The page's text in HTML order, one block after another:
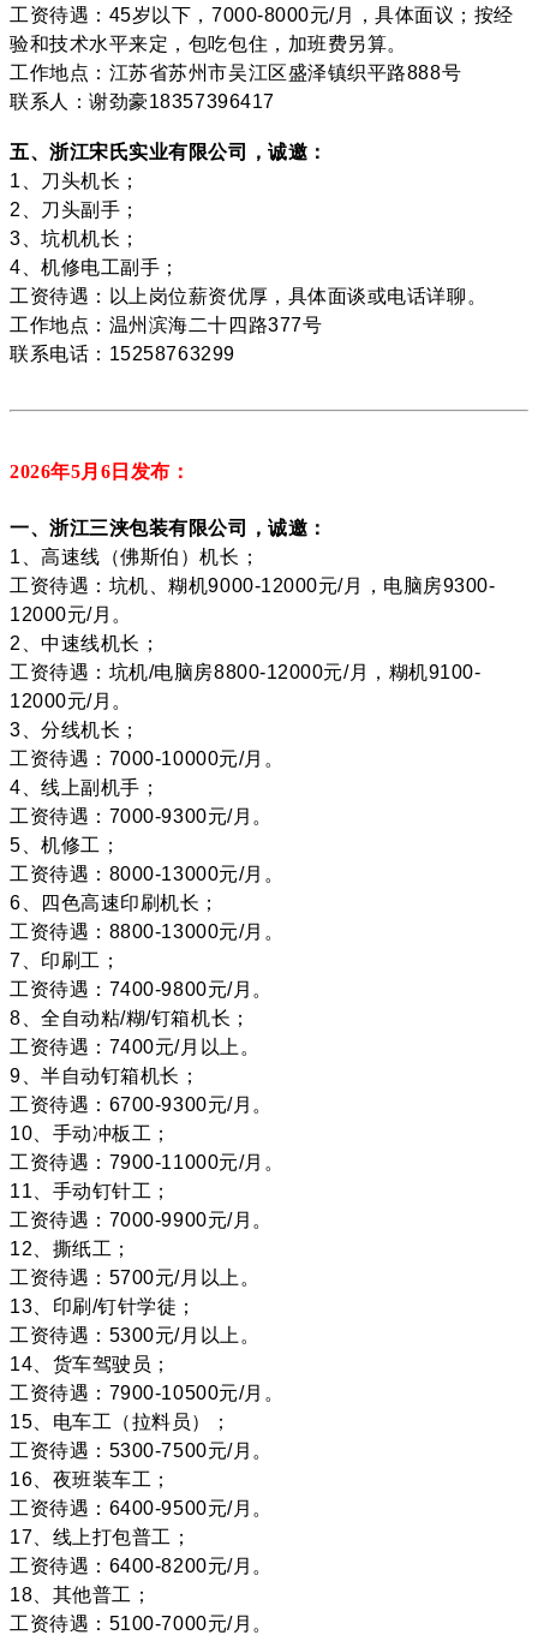
工资待遇：45岁以下，7000-8000元/月，具体面议；按经
验和技术水平来定，包吃包住，加班费另算。
工作地点：江苏省苏州市吴江区盛泽镇织平路888号
联系人：谢劲豪18357396417
五、浙江宋氏实业有限公司，诚邀：
1、刀头机长；
2、刀头副手；
3、坑机机长；
4、机修电工副手；
工资待遇：以上岗位薪资优厚，具体面谈或电话详聊。
工作地点：温州滨海二十四路377号
联系电话：15258763299
2026年5月6 日发布：
一、浙江三浃包装有限公司，诚邀：
1、高速线（佛斯伯）机长；
工资待遇：坑机、糊机9000-12000元/月，电脑房9300-
12000元/月。
2、中速线机长；
工资待遇：坑机/电脑房8800-12000元/月，糊机9100-
12000元/月。
3、分线机长；
工资待遇：7000-10000元/月。
4、线上副机手；
工资待遇：7000-9300元/月。
5、机修工；
工资待遇：8000-13000元/月。
6、四色高速印刷机长；
工资待遇：8800-13000元/月。
7、印刷工；
工资待遇：7400-9800元/月。
8、全自动粘/糊/钉箱机长；
工资待遇：7400元/月以上。
9、半自动钉箱机长；
工资待遇：6700-9300元/月。
10、手动冲板工；
工资待遇：7900-11000元/月。
11、手动钉针工；
工资待遇：7000-9900元/月。
12、撕纸工；
工资待遇：5700元/月以上。
13、印刷/钉针学徒；
工资待遇：5300元/月以上。
14、货车驾驶员；
工资待遇：7900-10500元/月。
15、电车工（拉料员）；
工资待遇：5300-7500元/月。
16、夜班装车工；
工资待遇：6400-9500元/月。
17、线上打包普工；
工资待遇：6400-8200元/月。
18、其他普工；
工资待遇：5100-7000元/月。